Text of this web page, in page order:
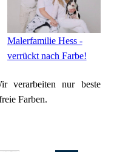
Malerfamilie Hess -
verrückt nach Farbe!
ver­ar­bei­ten nur beste
Farben.